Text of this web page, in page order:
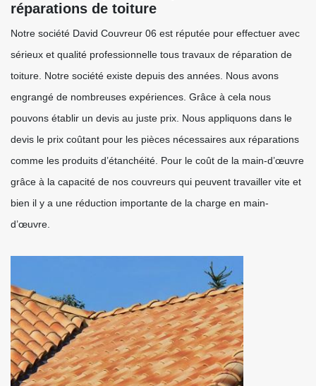
réparations de toiture
Notre société David Couvreur 06 est réputée pour effectuer avec
sérieux et qualité professionnelle tous travaux de réparation de
toiture. Notre société existe depuis des années. Nous avons
engrangé de nombreuses expériences. Grâce à cela nous
pouvons établir un devis au juste prix. Nous appliquons dans le
devis le prix coûtant pour les pièces nécessaires aux réparations
comme les produits d’étanchéité. Pour le coût de la main-d’œuvre
grâce à la capacité de nos couvreurs qui peuvent travailler vite et
bien il y a une réduction importante de la charge en main-
d’œuvre.